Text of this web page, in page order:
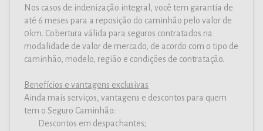
Nos casos de indenização integral, você tem garantia de
até 6 meses para a reposição do caminhão pelo valor de
0km. Cobertura válida para seguros contratados na
modalidade de valor de mercado, de acordo com o tipo de
caminhão, modelo, região e condições de contratação.
Benefícios e vantagens exclusivas
Ainda mais serviços, vantagens e descontos para quem
tem o Seguro Caminhão:
Descontos em despachantes;